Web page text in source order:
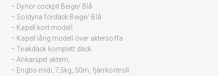
– Dynor cockpit Beige/ Blå
– Soldyna fördäck Beige/ Blå
– Kapell kort modell
– Kapell lång modell över aktersoffa
– Teakdäck komplett däck
– Ankarspel aktern,
– Engbo midi, 7,5kg, 50m, fjärrkontroll